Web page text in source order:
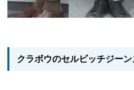
クラボウのセルビッチジー